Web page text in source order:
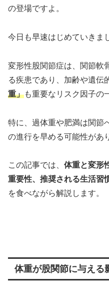
の登場ですよ。
今日も早速はじめていきま
変形性股関節症は、関節軟
る疾患であり、加齢や遺伝
重」も重要なリスク因子の
特に、過体重や肥満は関節
の進行を早める可能性があ
この記事では、 体重と変形
重要性、推奨される生活習
を食べながら解説します。
体重が股関節に与える